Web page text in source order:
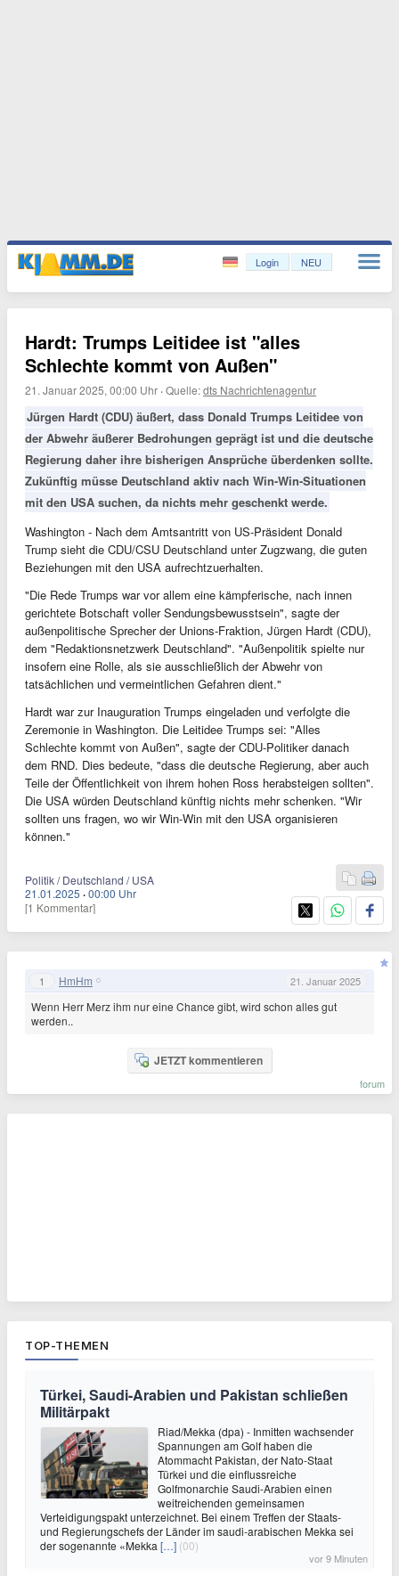
Login NEU
Hardt: Trumps Leitidee ist "alles
Schlechte kommt von Außen"
21. Januar 2025, 00:00 Uhr ·Quelle:dts Nachrichtenagentur
Jürgen Hardt (CDU) äußert, dass Donald Trumps Leitidee von
der Abwehr äußerer Bedrohungen geprägt ist und die deutsche
Regierung daher ihre bisherigen Ansprüche überdenken sollte.
Zukünftig müsse Deutschland aktiv nach Win-Win-Situationen
mit den USA suchen, da nichts mehr geschenkt werde.
Washington - Nach dem Amtsantritt von US-Präsident Donald
Trump sieht die CDU/CSU Deutschland unter Zugzwang, die guten
Beziehungen mit den USA aufrechtzuerhalten.
"Die Rede Trumps war vor allem eine kämpferische, nach innen
gerichtete Botschaft voller Sendungsbewusstsein", sagte der
außenpolitische Sprecher der Unions-Fraktion, Jürgen Hardt (CDU),
dem "Redaktionsnetzwerk Deutschland". "Außenpolitik spielte nur
insofern eine Rolle, als sie ausschließlich der Abwehr von
tatsächlichen und vermeintlichen Gefahren dient."
Hardt war zur Inauguration Trumps eingeladen und verfolgte die
Zeremonie in Washington. Die Leitidee Trumps sei: "Alles
Schlechte kommt von Außen", sagte der CDU-Politiker danach
dem RND. Dies bedeute, "dass die deutsche Regierung, aber auch
Teile der Öffentlichkeit von ihrem hohen Ross herabsteigen sollten".
Die USA würden Deutschland künftig nichts mehr schenken. "Wir
sollten uns fragen, wo wir Win-Win mit den USA organisieren
können."
Politik / Deutschland / USA
21.01.2025 ·00:00 Uhr
[1 Kommentar]
1 HmHm 21. Januar 2025
Wenn Herr Merz ihm nur eine Chance gibt, wird schon alles gut
werden..
JETZT kommentieren
forum
TOP-THEMEN
Türkei, Saudi-Arabien und Pakistan schließen
Militärpakt
Riad/Mekka (dpa) - Inmitten wachsender
Spannungen am Golf haben die
Atommacht Pakistan, der Nato-Staat
Türkei und die einflussreiche
Golfmonarchie Saudi-Arabien einen
weitreichenden gemeinsamen
Verteidigungspakt unterzeichnet. Bei einem Treffen der Staats-
und Regierungschefs der Länder im saudi-arabischen Mekka sei
der sogenannte «Mekka […] (00)
vor 9 Minuten